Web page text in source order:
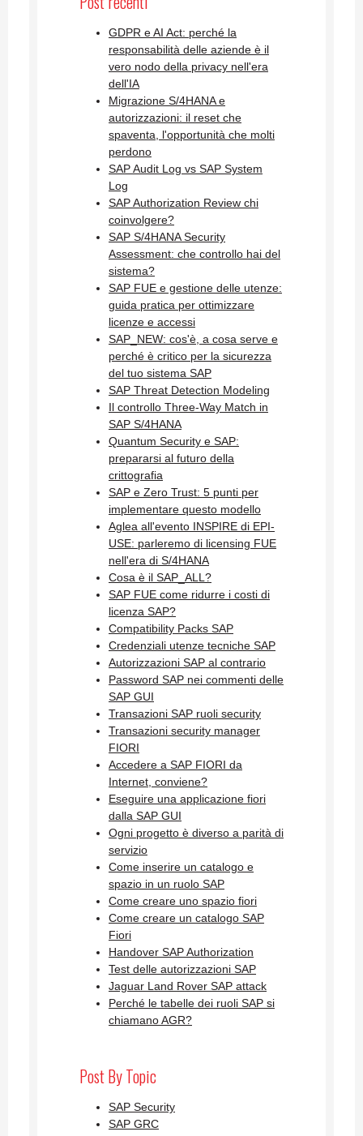
GDPR e AI Act: perché la
responsabilità delle aziende è il
vero nodo della privacy nell'era
dell'IA
Migrazione S/4HANA e
autorizzazioni: il reset che
spaventa, l'opportunità che molti
perdono
SAP Audit Log vs SAP System
Log
SAP Authorization Review chi
coinvolgere?
SAP S/4HANA Security
Assessment: che controllo hai del
sistema?
SAP FUE e gestione delle utenze:
guida pratica per ottimizzare
licenze e accessi
SAP_NEW: cos'è, a cosa serve e
perché è critico per la sicurezza
del tuo sistema SAP
SAP Threat Detection Modeling
Il controllo Three-Way Match in
SAP S/4HANA
Quantum Security e SAP:
prepararsi al futuro della
crittografia
SAP e Zero Trust: 5 punti per
implementare questo modello
Aglea all'evento INSPIRE di EPI-
USE: parleremo di licensing FUE
nell'era di S/4HANA
Cosa è il SAP_ALL?
SAP FUE come ridurre i costi di
licenza SAP?
Compatibility Packs SAP
Credenziali utenze tecniche SAP
Autorizzazioni SAP al contrario
Password SAP nei commenti delle
SAP GUI
Transazioni SAP ruoli security
Transazioni security manager
FIORI
Accedere a SAP FIORI da
Internet, conviene?
Eseguire una applicazione fiori
dalla SAP GUI
Ogni progetto è diverso a parità di
servizio
Come inserire un catalogo e
spazio in un ruolo SAP
Come creare uno spazio fiori
Come creare un catalogo SAP
Fiori
Handover SAP Authorization
Test delle autorizzazioni SAP
Jaguar Land Rover SAP attack
Perché le tabelle dei ruoli SAP si
chiamano AGR?
Post By Topic
SAP Security
SAP GRC